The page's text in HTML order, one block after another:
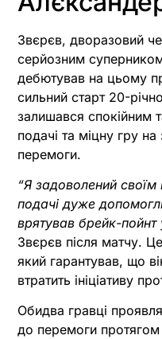
Звєрєв, дворазовий
серйозним
дебютував на цьому
сильний старт 20-
залишався спокійним
подачі та міцну гру на
перемоги.
“Я задоволений своїм
подачі дуже
врятував брейк-пойнт
Звєрєв після матчу.
який гарантував, що
втратить ініціативу
Обидва гравці
до перемоги